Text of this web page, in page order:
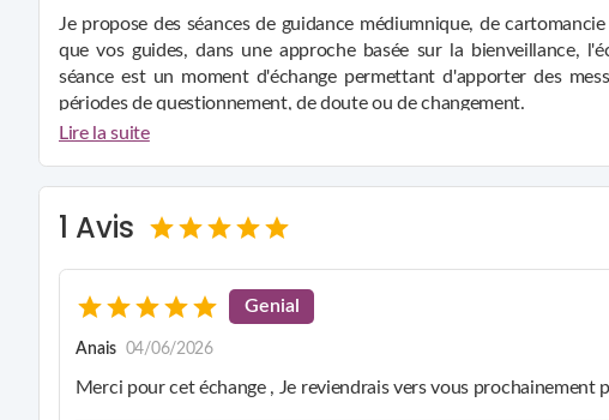
Je propose des séances de guidance médiumnique, de
que vos guides, dans une approche basée sur la bienveillance,
séance est un moment d'échange permettant d'apporter des
périodes de questionnement, de doute ou de changement.
Mon parcours personnel et mes formations en hypnose et en
permet d'accueillir la personne avec sensibilité, sans jugement,
les séances se déroulent dans un cadre apaisant et sécurisant,
compréhension. la guidance permet d'ouvrir des pistes de
Lire la suite
1 Avis
Genial
Anais 04/06/2026
Merci pour cet échange , Je reviendrais vers vous